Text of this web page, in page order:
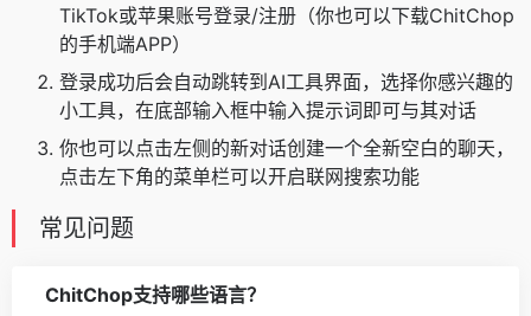
TikTok或苹果账号登录/注册（你也可以下载ChitChop
的手机端APP）
登录成功后会自动跳转到AI工具界面，选择你感兴趣的
小工具，在底部输入框中输入提示词即可与其对话
你也可以点击左侧的新对话创建一个全新空白的聊天，
点击左下角的菜单栏可以开启联网搜索功能
常见问题
ChitChop支持哪些语言？